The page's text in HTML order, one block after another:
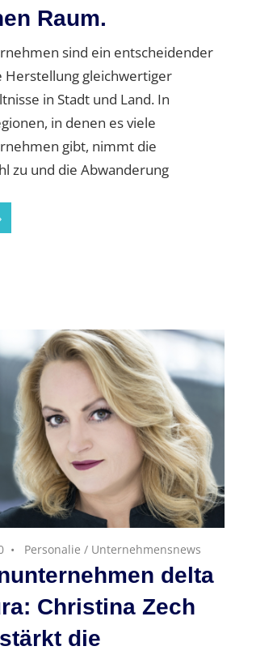
Raum.
sind ein entscheidender
Herstellung gleichwertiger
in Stadt und Land. In
in denen es viele
gibt, nimmt die
zu und die Abwanderung
Personalie / Unternehmensnews
delta
Christina Zech
die